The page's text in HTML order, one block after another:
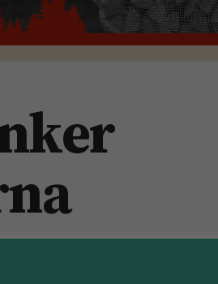
och massaved. Ett